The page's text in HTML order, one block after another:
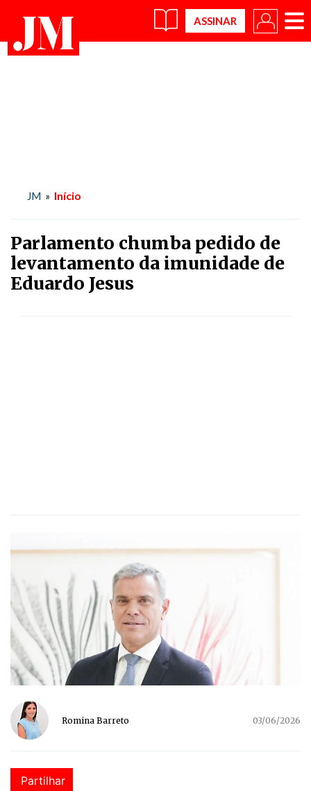
×
JM » Início
Parlamento chumba pedido de
levantamento da imunidade de
Eduardo Jesus
Romina Barreto 03/06/2026
Partilhar